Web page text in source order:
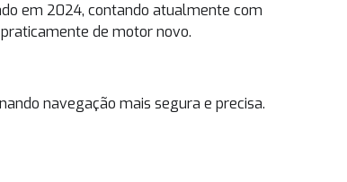
em 2024, contando atualmente com
de motor novo.
navegação mais segura e precisa.